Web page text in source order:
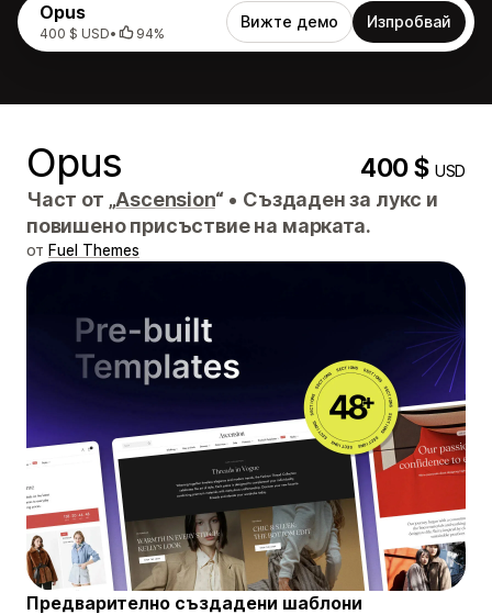
Opus
400 $ USD• 94%
Вижте демо Изпробвай
Opus 400 $USD
Част от „Ascension“ • Създаден за лукс и
повишено присъствие на марката.
от Fuel Themes
Предварително създадени шаблони